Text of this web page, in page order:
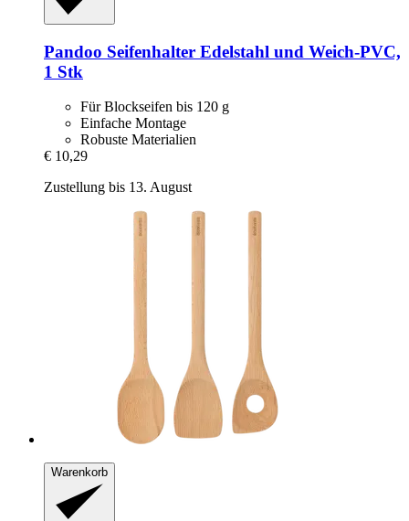
Pandoo Seifenhalter Edelstahl und Weich-​PVC,
1 Stk
Für Blockseifen bis 120 g
Einfache Montage
Robuste Materialien
€ 10,29
Zustellung bis 13. August
Warenkorb